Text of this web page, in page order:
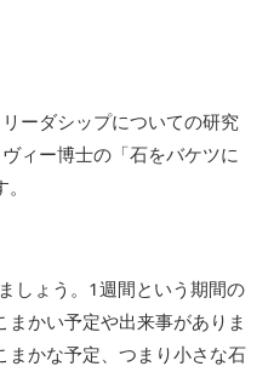
ーダシップについての研究
ィー博士の「石をバケツに
しょう。1週間という期間の
かい予定や出来事がありま
まかな予定、つまり小さな石